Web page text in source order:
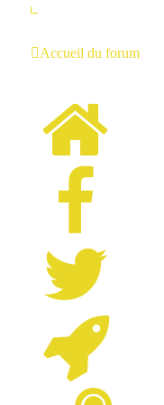
Accueil du forum